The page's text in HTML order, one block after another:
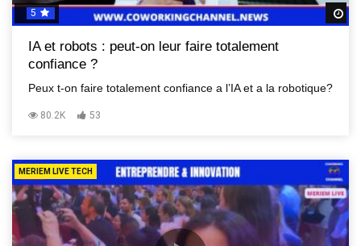
5
IA et robots : peut-on leur faire totalement
confiance ?
Peux t-on faire totalement confiance a l’IA et a la robotique?
80.2K 53
MERIEM LIVE TECH